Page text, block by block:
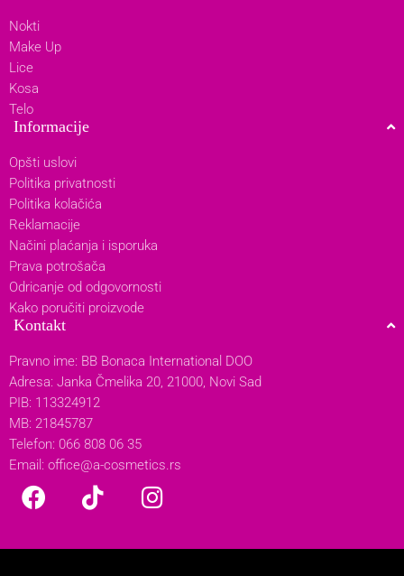
Nokti
Make Up
Lice
Kosa
Telo
Informacije
Opšti uslovi
Politika privatnosti
Politika kolačića
Reklamacije
Načini plaćanja i isporuka
Prava potrošača
Odricanje od odgovornosti
Kako poručiti proizvode
Kontakt
Pravno ime: BB Bonaca International DOO
Adresa: Janka Čmelika 20, 21000, Novi Sad
PIB: 113324912
MB: 21845787
Telefon: 066 808 06 35
Email: office@a-cosmetics.rs